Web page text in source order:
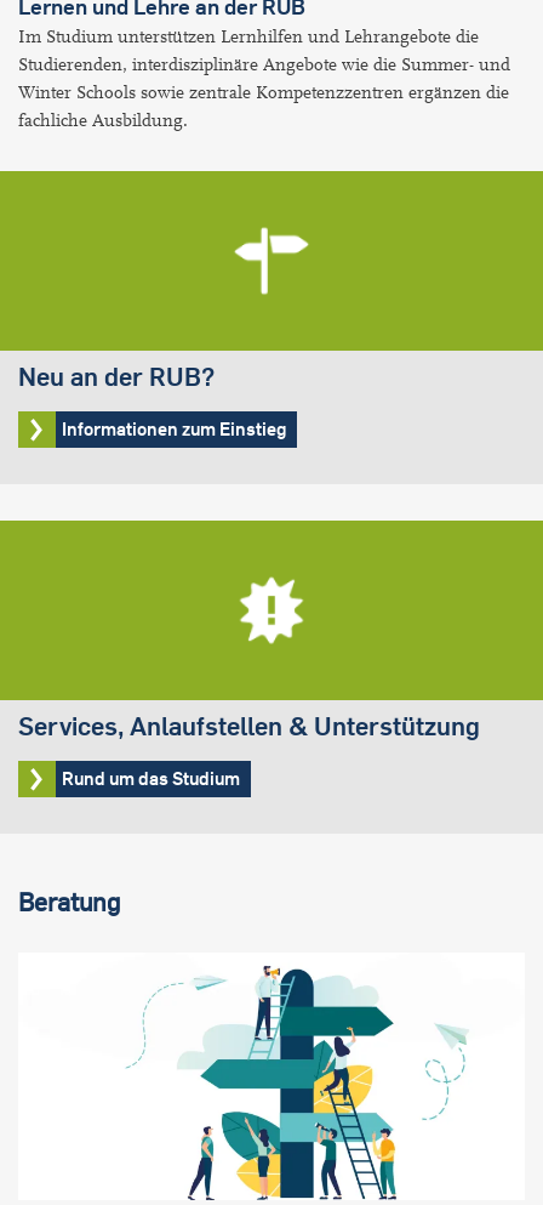
Lernen und Lehre an der RUB
Im Studium unterstützen Lernhilfen und Lehrangebote die
Studierenden, interdisziplinäre Angebote wie die Summer- und
Winter Schools sowie zentrale Kompetenzzentren ergänzen die
fachliche Ausbildung.
Neu an der RUB?
Informationen zum Einstieg
Services, Anlaufstellen & Unterstützung
Rund um das Studium
Beratung